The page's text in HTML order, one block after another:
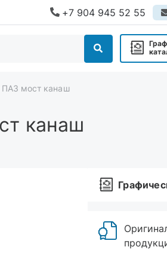
+7 904 945 52 55
ПАЗ мост канаш
канаш